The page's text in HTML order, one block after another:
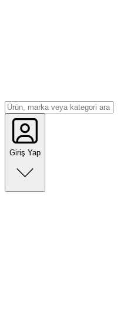
Giriş Yap